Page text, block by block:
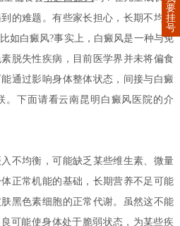
的难题。有些家长担心，长期不均衡
如白癜风?事实上，白癜风是一种与免
脱失性疾病，目前医学界并未将偏食
通过影响身体整体状态，间接与白癜
。下面请看云南昆明白癜风医院的介
均衡，可能缺乏某些维生素、微量
正常机能的基础，长期营养不足可能
黑色素细胞的正常代谢。虽然这不能
可能使身体处于脆弱状态，为某些疾
要
挂
号